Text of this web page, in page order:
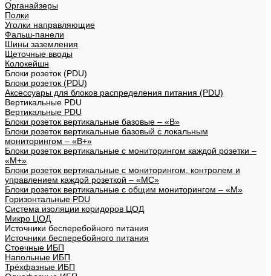
Органайзеры
Полки
Уголки направляющие
Фальш-панели
Шины заземления
Щеточные вводы
Колокейшн
Блоки розеток (PDU)
Блоки розеток (PDU)
Аксессуары для блоков распределения питания (PDU)
Вертикальные PDU
Вертикальные PDU
Блоки розеток вертикальные базовые – «В»
Блоки розеток вертикальные базовый с локальным
мониторингом – «В+»
Блоки розеток вертикальные с мониторингом каждой розетки –
«М+»
Блоки розеток вертикальные с мониторингом, контролем и
управлением каждой розеткой – «МС»
Блоки розеток вертикальные с общим мониторингом – «М»
Горизонтальные PDU
Система изоляции коридоров ЦОД
Микро ЦОД
Источники бесперебойного питания
Источники бесперебойного питания
Стоечные ИБП
Напольные ИБП
Трёхфазные ИБП